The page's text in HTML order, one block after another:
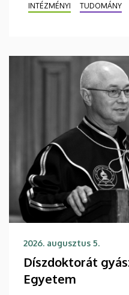
INTÉZMÉNYI TUDOMÁNY
2026. augusztus 5.
Díszdoktorát
Egyetem